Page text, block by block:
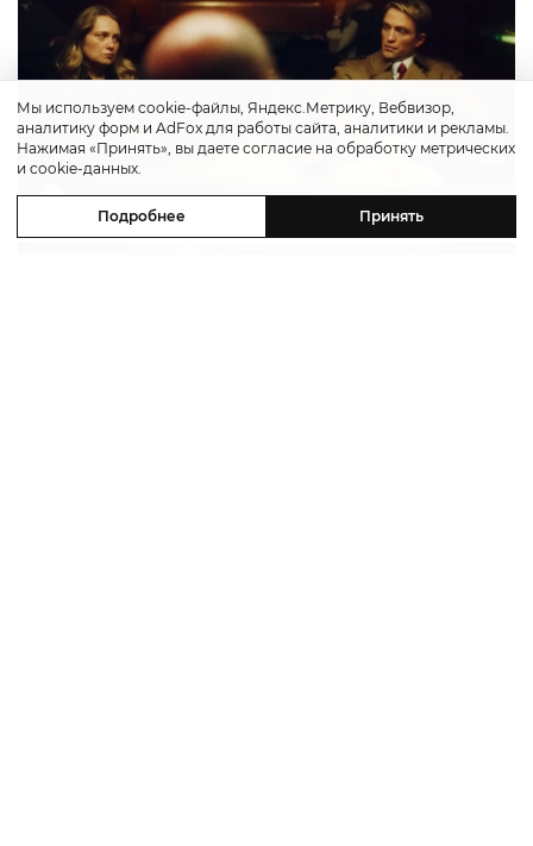
Мы используем cookie-файлы, Яндекс.Метрику, Вебвизор,
аналитику форм и AdFox для работы сайта, аналитики и рекламы.
Нажимая «Принять», вы даете согласие на обработку метрических
и cookie-данных.
Подробнее Принять